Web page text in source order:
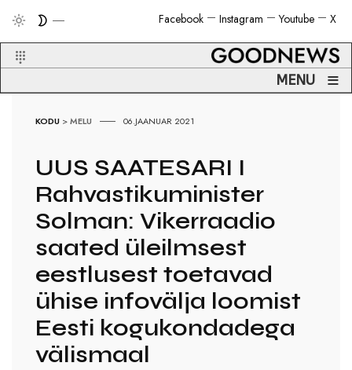
X
Youtube
Instagram
Facebook
MENU ≡
KODU >MELU 06.JAANUAR 2021
UUS SAATESARI I
Rahvastikuminister
Solman: Vikerraadio
saated üleilmsest
eestlusest toetavad
ühise infovälja loomist
Eesti kogukondadega
välismaal